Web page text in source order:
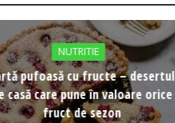
NUTRITIE
pufoasă cu fructe – desertul
casă care pune în valoare orice
fruct de sezon